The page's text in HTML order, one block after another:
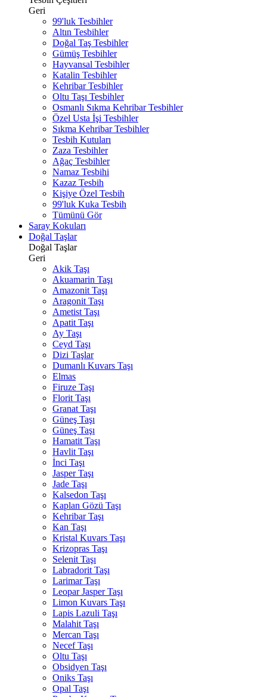
Geri
99'luk Tesbihler
Altın Tesbihler
Doğal Taş Tesbihler
Gümüş Tesbihler
Hayvansal Tesbihler
Katalin Tesbihler
Kehribar Tesbihler
Oltu Taşı Tesbihler
Osmanlı Sıkma Kehribar Tesbihler
Özel Usta İşi Tesbihler
Sıkma Kehribar Tesbihler
Tesbih Kutuları
Zaza Tesbihler
Ağaç Tesbihler
Namaz Tesbihi
Kazaz Tesbih
Kişiye Özel Tesbih
99'luk Kuka Tesbih
Tümünü Gör
Saray Kokuları
Doğal Taşlar
Doğal Taşlar
Geri
Akik Taşı
Akuamarin Taşı
Amazonit Taşı
Aragonit Taşı
Ametist Taşı
Apatit Taşı
Ay Taşı
Ceyd Taşı
Dizi Taşlar
Dumanlı Kuvars Taşı
Elmas
Firuze Taşı
Florit Taşı
Granat Taşı
Güneş Taşı
Güneş Taşı
Hamatit Taşı
Havlit Taşı
İnci Taşı
Jasper Taşı
Jade Taşı
Kalsedon Taşı
Kaplan Gözü Taşı
Kehribar Taşı
Kan Taşı
Kristal Kuvars Taşı
Krizopras Taşı
Selenit Taşı
Labradorit Taşı
Larimar Taşı
Leopar Jasper Taşı
Limon Kuvars Taşı
Lapis Lazuli Taşı
Malahit Taşı
Mercan Taşı
Necef Taşı
Oltu Taşı
Obsidyen Taşı
Oniks Taşı
Opal Taşı